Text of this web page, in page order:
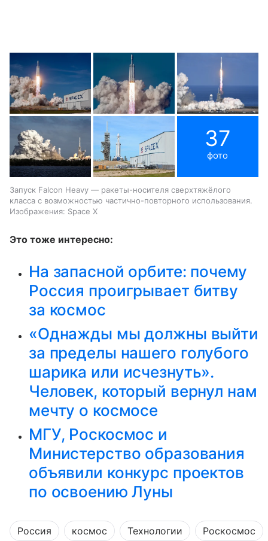
37
фото
Запуск Falcon Heavy — ракеты-носителя сверхтяжёлого
класса с возможностью частично-повторного использования.
Изображения: Space X
Это тоже интересно:
На запасной орбите: почему
Россия проигрывает битву
за космос
«Однажды мы должны выйти
за пределы нашего голубого
шарика или исчезнуть».
Человек, который вернул нам
мечту о космосе
МГУ, Роскосмос и
Министерство образования
объявили конкурс проектов
по освоению Луны
Россия космос Технологии Роскосмос